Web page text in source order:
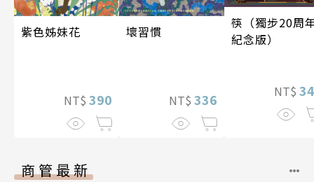
紫色姊妹花
NT$ 390
壞習慣
NT$ 336
筷（獨步20周
紀念版）
NT$
商管最新